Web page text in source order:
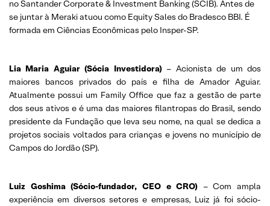
no Santander Corporate & Investment Banking (SCIB). Antes de
se juntar à Meraki atuou como Equity Sales do Bradesco BBI. É
formada em Ciências Econômicas pelo Insper-SP.
Lia Maria Aguiar (Sócia Investidora)– Acionista de um dos
maiores bancos privados do país e filha de Amador Aguiar.
Atualmente possui um Family Office que faz a gestão de parte
dos seus ativos e é uma das maiores filantropas do Brasil, sendo
presidente da Fundação que leva seu nome, na qual se dedica a
projetos sociais voltados para crianças e jovens no município de
Campos do Jordão (SP).
Luiz Goshima (Sócio-fundador, CEO e CRO) – Com ampla
experiência em diversos setores e empresas, Luiz já foi sócio-